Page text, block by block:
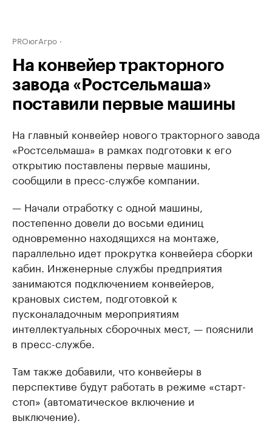
PROюгАгро
На конвейер тракторного
завода «Ростсельмаша»
поставили первые машины
На главный конвейер нового тракторного завода
«Ростсельмаша» в рамках подготовки к его
открытию поставлены первые машины,
сообщили в пресс-службе компании.
— Начали отработку с одной машины,
постепенно довели до восьми единиц
одновременно находящихся на монтаже,
параллельно идет прокрутка конвейера сборки
кабин. Инженерные службы предприятия
занимаются подключением конвейеров,
крановых систем, подготовкой к
пусконаладочным мероприятиям
интеллектуальных сборочных мест, — пояснили
в пресс-службе.
Там также добавили, что конвейеры в
перспективе будут работать в режиме «старт-
стоп» (автоматическое включение и
выключение).